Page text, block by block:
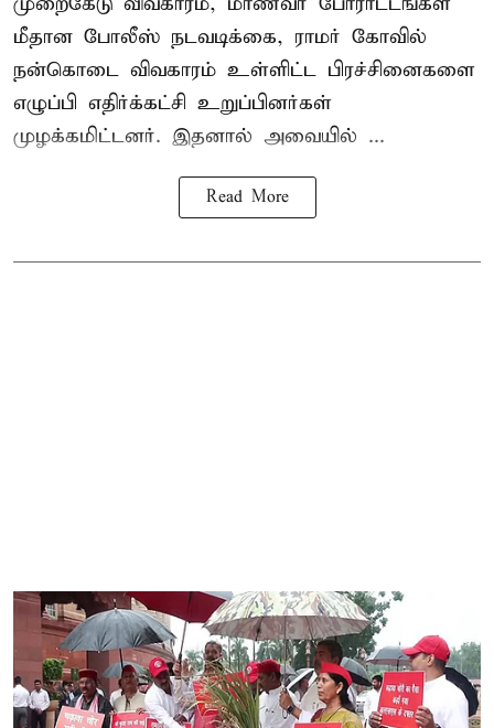
மீதான போலீஸ் நடவடிக்கை, ராமர் கோவில்
நன்கொடை விவகாரம் உள்ளிட்ட பிரச்சினைகளை
எழுப்பி எதிர்க்கட்சி உறுப்பினர்கள்
முழக்கமிட்டனர். இதனால் அவையில் ...
Read More